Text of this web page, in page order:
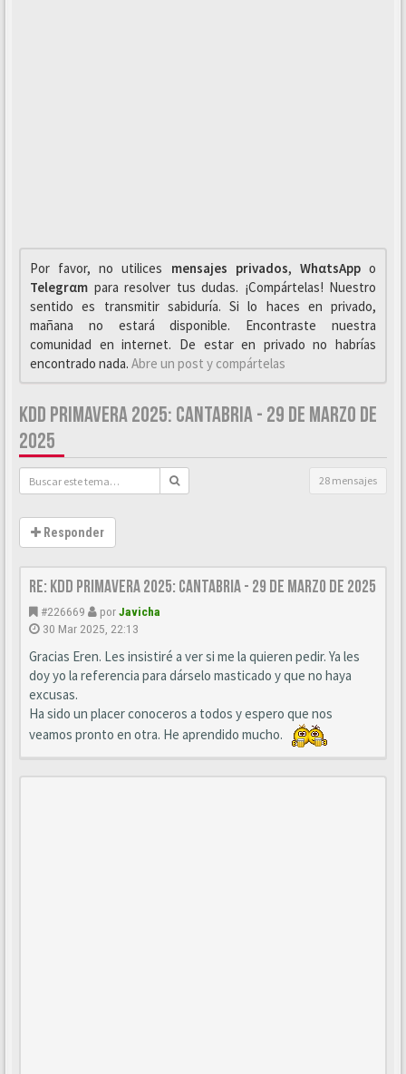
Por favor, no utilices mensajes privados, WhαtsAppo
Telegrαm para resolver tus dudas. ¡Compártelas! Nuestro
sentido es transmitir sabiduría. Si lo haces en privado,
mañana no estará disponible. Encontraste nuestra
comunidad en internet. De estar en privado no habrías
encontrado nada. Abre un post y compártelas
KDD PRIMAVERA 2025: CANTABRIA - 29 DE MARZO DE
2025
28 mensajes
Responder
Re: KDD Primavera 2025: Cantabria - 29 de Marzo de 2025
#226669 porJavicha
30 Mar 2025, 22:13
Gracias Eren. Les insistiré a ver si me la quieren pedir. Ya les
doy yo la referencia para dárselo masticado y que no haya
excusas.
Ha sido un placer conoceros a todos y espero que nos
veamos pronto en otra. He aprendido mucho.